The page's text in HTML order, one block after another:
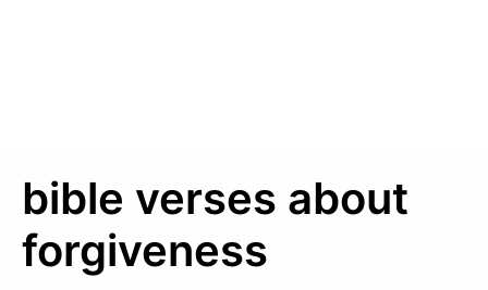
bible verses about
forgiveness